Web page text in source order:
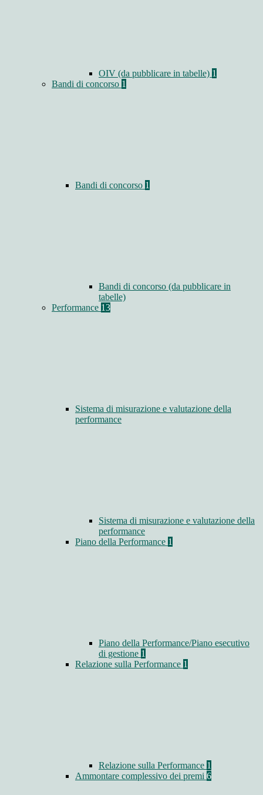
OIV (da pubblicare in tabelle) 1
Bandi di concorso 1
Bandi di concorso 1
Bandi di concorso (da pubblicare in
tabelle)
Performance 13
Sistema di misurazione e valutazione della
performance
Sistema di misurazione e valutazione della
performance
Piano della Performance 1
Piano della Performance/Piano esecutivo
di gestione 1
Relazione sulla Performance 1
Relazione sulla Performance 1
Ammontare complessivo dei premi 6